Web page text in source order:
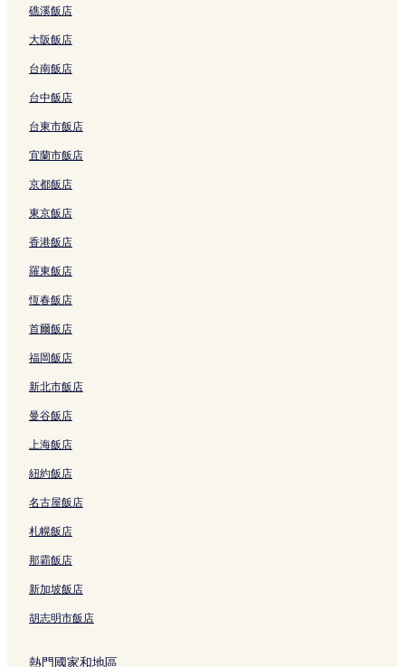
礁溪飯店
大阪飯店
台南飯店
台中飯店
台東市飯店
宜蘭市飯店
京都飯店
東京飯店
香港飯店
羅東飯店
恆春飯店
首爾飯店
福岡飯店
新北市飯店
曼谷飯店
上海飯店
紐約飯店
名古屋飯店
札幌飯店
那霸飯店
新加坡飯店
胡志明市飯店
熱門國家和地區